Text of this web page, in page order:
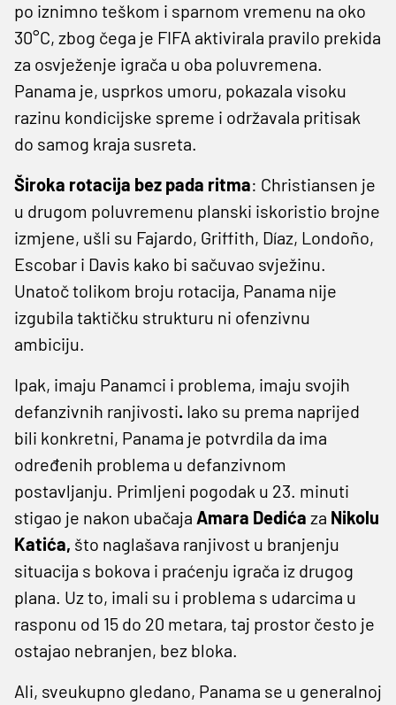
po iznimno teškom i sparnom vremenu na oko
30°C, zbog čega je FIFA aktivirala pravilo prekida
za osvježenje igrača u oba poluvremena.
Panama je, usprkos umoru, pokazala visoku
razinu kondicijske spreme i održavala pritisak
do samog kraja susreta.
Široka rotacija bez pada ritma: Christiansen je
u drugom poluvremenu planski iskoristio brojne
izmjene, ušli su Fajardo, Griffith, Díaz, Londoño,
Escobar i Davis kako bi sačuvao svježinu.
Unatoč tolikom broju rotacija, Panama nije
izgubila taktičku strukturu ni ofenzivnu
ambiciju.
Ipak, imaju Panamci i problema, imaju svojih
defanzivnih ranjivosti. Iako su prema naprijed
bili konkretni, Panama je potvrdila da ima
određenih problema u defanzivnom
postavljanju. Primljeni pogodak u 23. minuti
stigao je nakon ubačaja Amara Dedića za Nikolu
Katića, što naglašava ranjivost u branjenju
situacija s bokova i praćenju igrača iz drugog
plana. Uz to, imali su i problema s udarcima u
rasponu od 15 do 20 metara, taj prostor često je
ostajao nebranjen, bez bloka.
Ali, sveukupno gledano, Panama se u generalnoj